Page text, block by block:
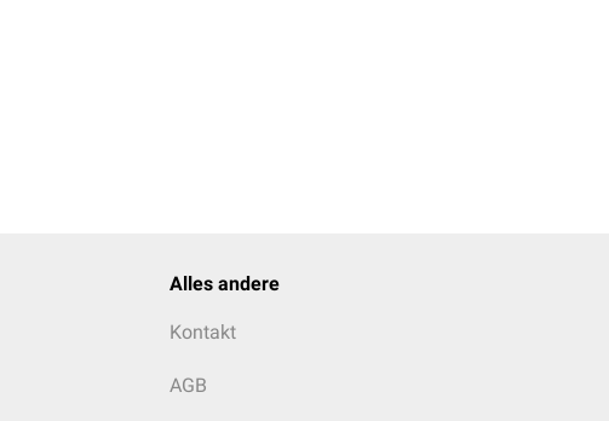
Alles andere
Kontakt
AGB